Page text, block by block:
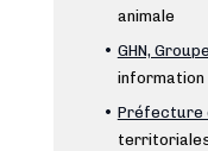
animale
• GHN,
information
• Préfecture